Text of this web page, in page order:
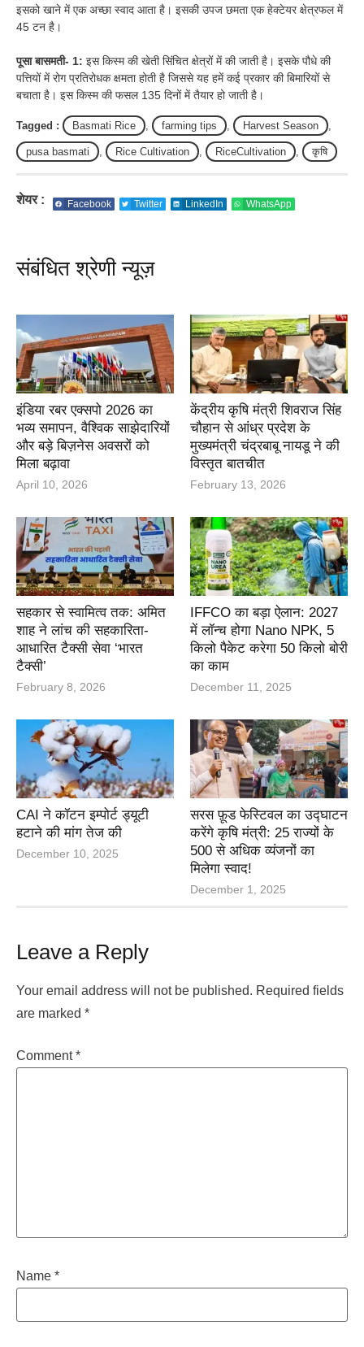
इसको खाने में एक अच्छा स्वाद आता है। इसकी उपज छमता एक हेक्टेयर क्षेत्रफल में
45 टन है।
पूसा बासमती- 1: इस किस्म की खेती सिंचित क्षेत्रों में की जाती है। इसके पौधे की
पत्तियों में रोग प्रतिरोधक क्षमता होती है जिससे यह हमें कई प्रकार की बिमारियों से
बचाता है। इस किस्म की फसल 135 दिनों में तैयार हो जाती है।
Tagged : Basmati Rice farming tips Harvest Season
pusa basmati Rice Cultivation RiceCultivation कृषि
शेयर : Facebook Twitter LinkedIn WhatsApp
संबंधित श्रेणी न्यूज़
इंडिया रबर एक्सपो 2026 का
भव्य समापन, वैश्विक साझेदारियों
और बड़े बिज़नेस अवसरों को
मिला बढ़ावा
April 10, 2026
केंद्रीय कृषि मंत्री शिवराज सिंह
चौहान से आंध्र प्रदेश के
मुख्यमंत्री चंद्रबाबू नायडू ने की
विस्तृत बातचीत
February 13, 2026
सहकार से स्वामित्व तक: अमित
शाह ने लांच की सहकारिता-
आधारित टैक्सी सेवा ‘भारत
टैक्सी’
February 8, 2026
IFFCO का बड़ा ऐलान: 2027
में लॉन्च होगा Nano NPK, 5
किलो पैकेट करेगा 50 किलो बोरी
का काम
December 11, 2025
CAI ने कॉटन इम्पोर्ट ड्यूटी
हटाने की मांग तेज की
December 10, 2025
सरस फ़ूड फेस्टिवल का उद्घाटन
करेंगे कृषि मंत्री: 25 राज्यों के
500 से अधिक व्यंजनों का
मिलेगा स्वाद!
December 1, 2025
Leave a Reply
Your email address will not be published. Required fields
are marked *
Comment*
Name *